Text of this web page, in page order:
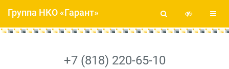
+7 (818) 220-65-10
Группа НКО «Гарант»